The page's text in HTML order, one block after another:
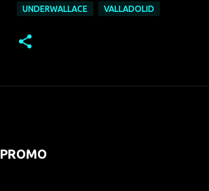
UNDERWALLACE VALLADOLID
PROMO